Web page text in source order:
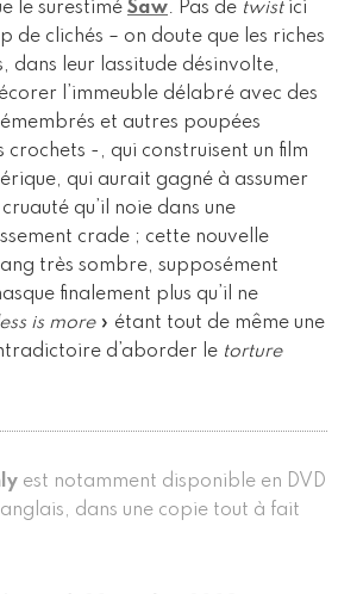
le surestimé Saw. Pas de twistici
de clichés – on doute que les riches
dans leur lassitude désinvolte,
l’immeuble délabré avec des
et autres poupées
crochets -, qui construisent un film
qui aurait gagné à assumer
qu’il noie dans une
crade ; cette nouvelle
très sombre, supposément
finalement plus qu’il ne
is more» étant tout de même une
d’aborder le torture
est notamment disponible en DVD
dans une copie tout à fait